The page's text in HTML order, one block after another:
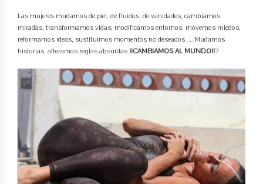
Las mujeres mudamos de piel, de fluidos, de vanidades, cambiamos
miradas, transformamos vidas, modificamos entornos, movemos miedos,
reformamos ideas, sustituimos momentos no deseados …Mudamos
historias, alteramos reglas absurdas ¡¡CAMBIAMOS AL MUNDO!!?